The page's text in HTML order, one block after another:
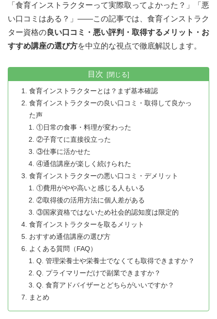
「食育インストラクターって実際取ってよかった？」「悪
い口コミはある？」——この記事では、食育インストラク
ター資格の 良い口コミ・悪い評判・取得するメリット・お
すすめ講座の選び方を中立的な視点で徹底解説します。
目次
食育インストラクターとは？まず基本確認
食育インストラクターの良い口コミ・取得して良かっ
た声
①日常の食事・料理が変わった
②子育てに直接役立った
③仕事に活かせた
④通信講座が楽しく続けられた
食育インストラクターの悪い口コミ・デメリット
①費用がやや高いと感じる人もいる
②取得後の活用方法に個人差がある
③国家資格ではないため社会的認知度は限定的
食育インストラクターを取るメリット
おすすめ通信講座の選び方
よくある質問（FAQ）
Q. 管理栄養士や栄養士でなくても取得できますか？
Q. プライマリーだけで副業できますか？
Q. 食育アドバイザーとどちらがいいですか？
まとめ